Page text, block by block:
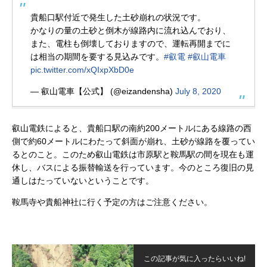
貴船口駅付近で発生した土砂崩れの状況です。
かなりの量の土砂と倒木が線路内に流れ込んでおり、
また、電柱も倒壊しておりますので、運転再開までに
は相当の期間を要する見込みです。 #叡電 #叡山電車
pic.twitter.com/xQIxpXbD0e
— 叡山電車【公式】 (@eizandensha) July 8, 2020
叡山電鉄によると、貴船口駅の南約200メートルにある線路の西
側で約60メートルにわたって斜面が崩れ、土砂が線路を覆ってい
るとのこと。このため叡山電鉄は市原駅と鞍馬駅の間を現在も運
休し、バスによる振替輸送を行っています。今のところ復旧の見
通しはたっていないということです。
鞍馬寺や貴船神社に行く予定の方はご注意ください。
この記事が気に入ったらいいね!